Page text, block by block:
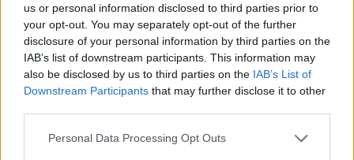
us or personal information disclosed to third parties prior to
your opt-out. You may separately opt-out of the further
disclosure of your personal information by third parties on the
IAB’s list of downstream participants. This information may
also be disclosed by us to third parties on the IAB’s List of
Downstream Participants that may further disclose it to other
Personal Data Processing Opt Outs